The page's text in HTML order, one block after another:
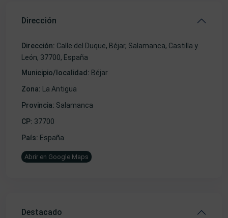
Dirección
Dirección: Calle del Duque, Béjar, Salamanca, Castilla y
León, 37700, España
Municipio/localidad: Béjar
Zona:
La Antigua
Provincia: Salamanca
CP: 37700
País: España
Abrir en Google Maps
Destacado